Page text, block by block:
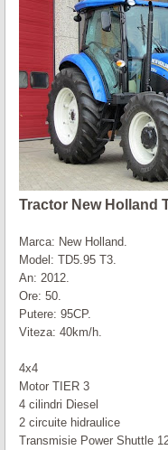
Tractor New Holland
Marca: New Holland.
Model: TD5.95 T3.
An: 2012.
Ore: 50.
Putere: 95CP.
Viteza: 40km/h.
4x4
Motor TIER 3
4 cilindri Diesel
2 circuite hidraulice
Transmisie Power Shuttle